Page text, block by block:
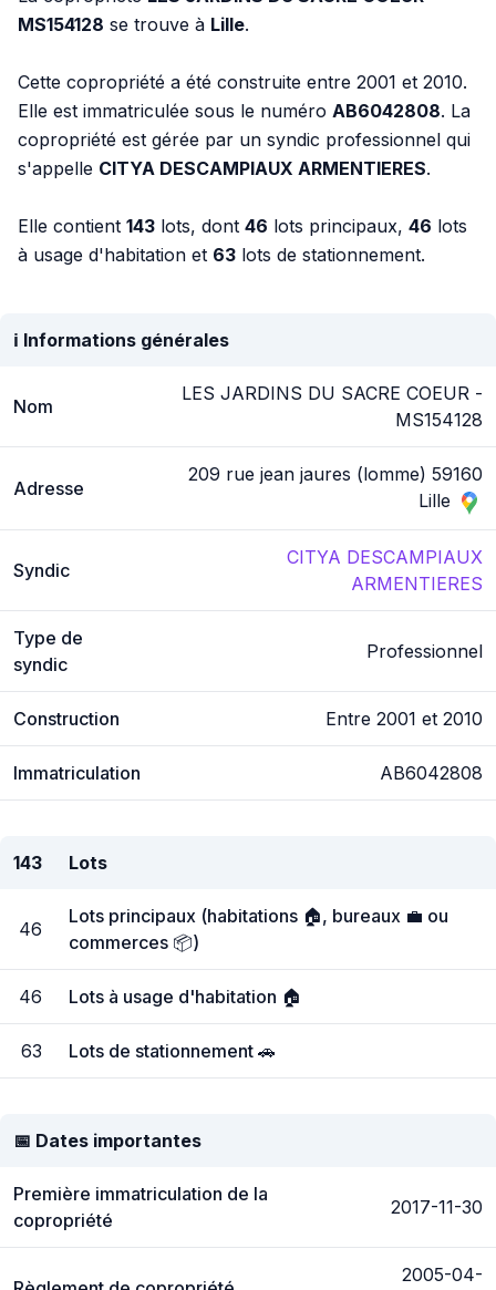
MS154128 se trouve à Lille.
Cette copropriété a été construite entre 2001 et 2010.
Elle est immatriculée sous le numéro AB6042808. La
copropriété est gérée par un syndic professionnel qui
s'appelle CITYA DESCAMPIAUX ARMENTIERES.
Elle contient 143 lots, dont 46 lots principaux, 46 lots
à usage d'habitation et 63 lots de stationnement.
ℹ️ Informations générales
Nom
LES JARDINS DU SACRE COEUR -
MS154128
Adresse
209 rue jean jaures (lomme) 59160
Lille
Syndic
CITYA DESCAMPIAUX
ARMENTIERES
Type de
syndic
Professionnel
Construction Entre 2001 et 2010
Immatriculation AB6042808
143 Lots
46
Lots principaux (habitations 🏠, bureaux 💼 ou
commerces 📦)
46 Lots à usage d'habitation 🏠
63 Lots de stationnement 🚗
📅 Dates importantes
Première immatriculation de la
copropriété
2017-11-30
2005-04-